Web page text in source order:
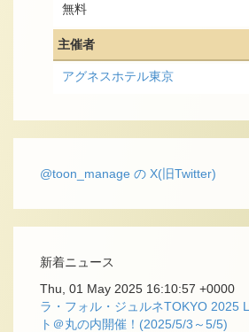
無料
主催者
アグネスホテル東京
@toon_manage の X(旧Twitter)
新着ニュース
Thu, 01 May 2025 16:10:57 +0000
ラ・フォル・ジュルネTOKYO 2025
ト＠丸の内開催！(2025/5/3～5/5)